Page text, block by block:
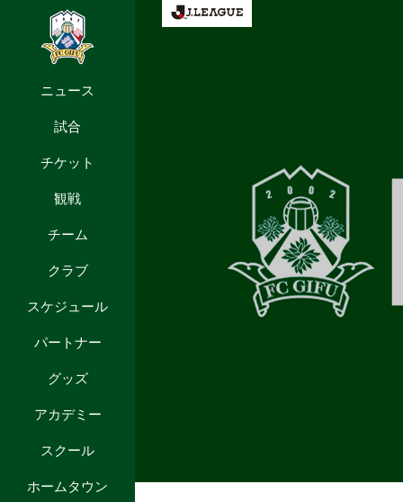
ニュース
試合
チケット
観戦
チーム
クラブ
スケジュール
パートナー
グッズ
アカデミー
スクール
ホームタウン